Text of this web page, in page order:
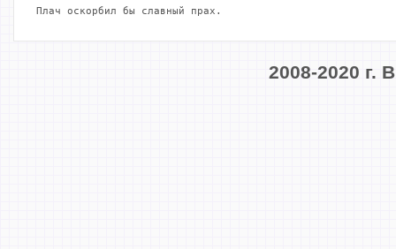
Плач оскорбил бы славный прах.
2008-2020 г.